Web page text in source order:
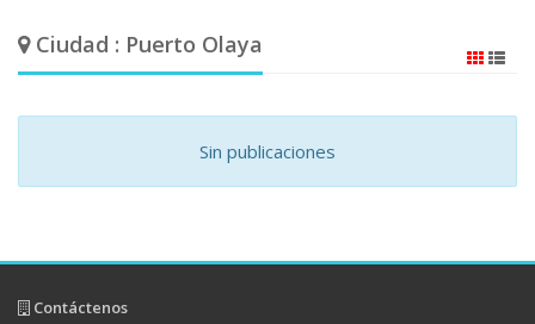
Ciudad : Puerto Olaya
Sin publicaciones
Contáctenos